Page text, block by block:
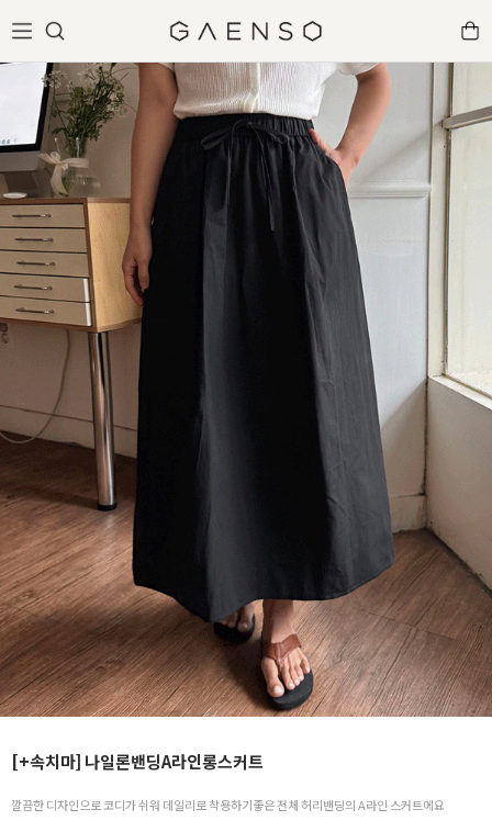
[+속치마] 나일론밴딩A라인롱스커트
깔끔한 디자인으로 코디가 쉬워 데일리로 착용하기좋은 전체 허리밴딩의 A라인 스커트에요